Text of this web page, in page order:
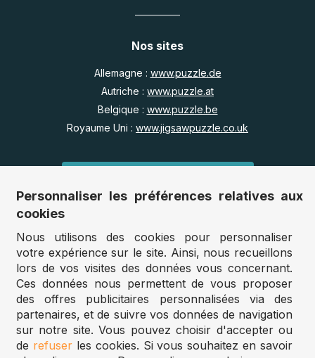
Nos sites
Allemagne : www.puzzle.de
Autriche : www.puzzle.at
Belgique : www.puzzle.be
Royaume Uni : www.jigsawpuzzle.co.uk
Vous souhaitez accéder à nos prix revendeurs ?
Accéder au site Puzzle-pro
Vous êtes professionnel ?
Créez des puzzles personnalisés en grande quantité.
Puzzle.fr 2025
Personnaliser les préférences relatives aux
cookies
Nous utilisons des cookies pour personnaliser
votre expérience sur le site. Ainsi, nous recueillons
lors de vos visites des données vous concernant.
Ces données nous permettent de vous proposer
des offres publicitaires personnalisées via des
partenaires, et de suivre vos données de navigation
sur notre site. Vous pouvez choisir d'accepter ou
de refuserles cookies. Si vous souhaitez en savoir